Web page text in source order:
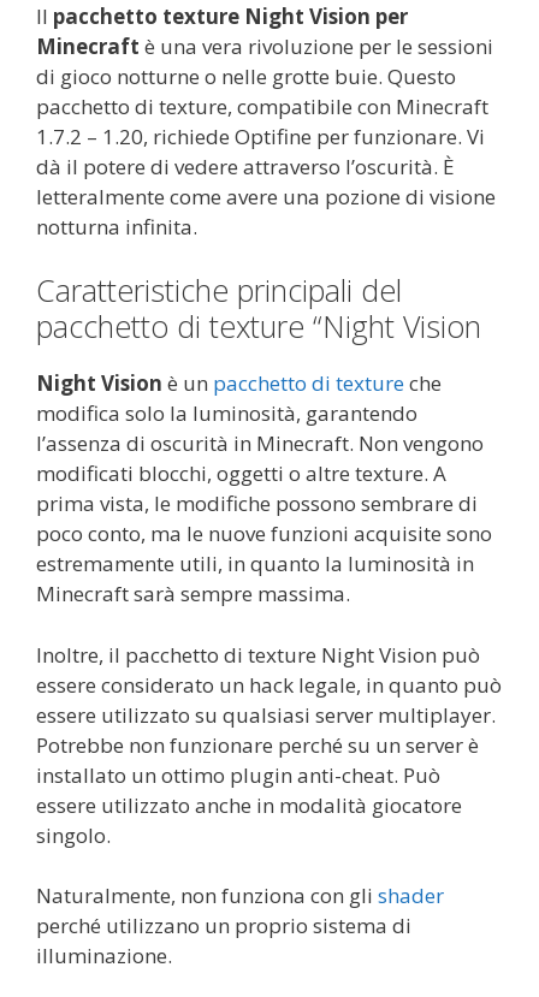
Il pacchetto texture Night Vision per
Minecraft è una vera rivoluzione per le sessioni
di gioco notturne o nelle grotte buie. Questo
pacchetto di texture, compatibile con Minecraft
1.7.2 – 1.20, richiede Optifine per funzionare. Vi
dà il potere di vedere attraverso l’oscurità. È
letteralmente come avere una pozione di visione
notturna infinita.
Caratteristiche principali del
pacchetto di texture “Night Vision
Night Vision è un pacchetto di textureche
modifica solo la luminosità, garantendo
l’assenza di oscurità in Minecraft. Non vengono
modificati blocchi, oggetti o altre texture. A
prima vista, le modifiche possono sembrare di
poco conto, ma le nuove funzioni acquisite sono
estremamente utili, in quanto la luminosità in
Minecraft sarà sempre massima.
Inoltre, il pacchetto di texture Night Vision può
essere considerato un hack legale, in quanto può
essere utilizzato su qualsiasi server multiplayer.
Potrebbe non funzionare perché su un server è
installato un ottimo plugin anti-cheat. Può
essere utilizzato anche in modalità giocatore
singolo.
Naturalmente, non funziona con gli shader
perché utilizzano un proprio sistema di
illuminazione.